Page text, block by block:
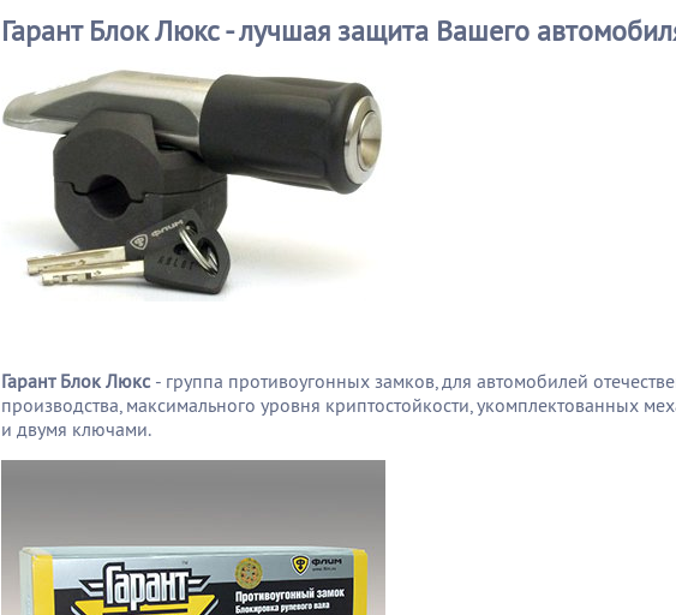
Гарант Блок Люкс - лучшая защита Вашего
Гарант Блок Люкс- группа противоугонных замков, для автомобилей
производства, максимального уровня криптостойкости, укомплектованных
и двумя ключами.